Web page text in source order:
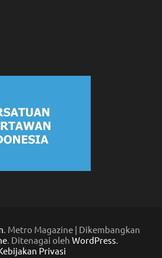
. Metro Magazine | Dikembangkan
. Ditenagai oleh WordPress
Privasi